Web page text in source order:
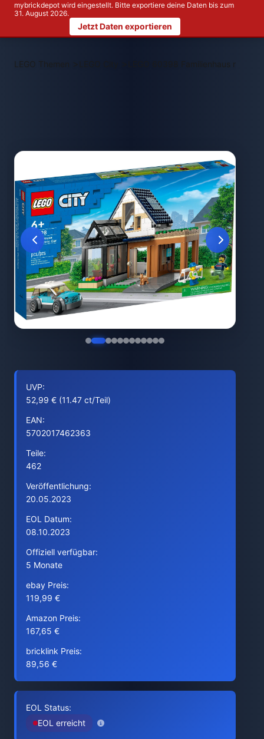
mybrickdepot wird eingestellt. Bitte exportiere deine Daten bis zum
31. August 2026.
Jetzt Daten exportieren
LEGO Themen > LEGO 60398 Familienhaus mit
UVP:
52,99 € (11.47 ct/Teil)
EAN:
5702017462363
Teile:
462
Veröffentlichung:
20.05.2023
EOL Datum:
08.10.2023
Offiziell verfügbar:
5 Monate
ebay Preis:
119,99 €
Amazon Preis:
167,65 €
bricklink Preis:
89,56 €
EOL Status:
EOL erreicht